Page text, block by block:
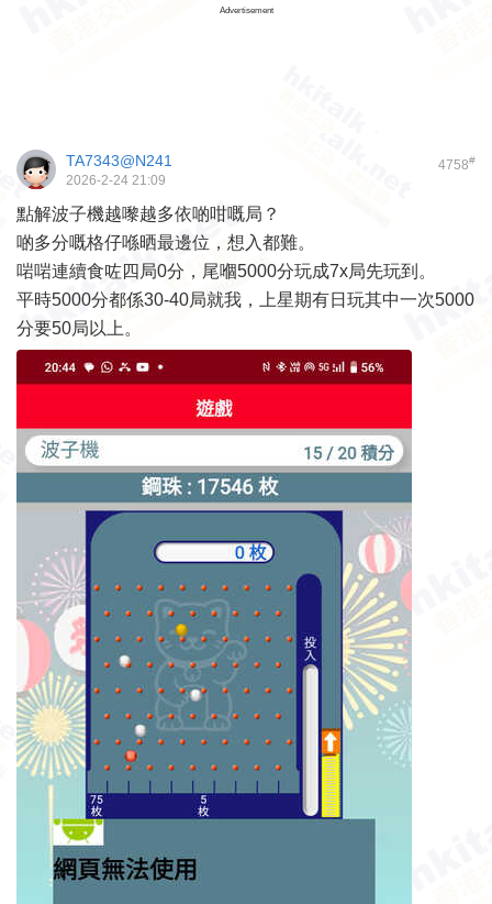
Advertisement
4758#
TA7343@N241
2026-2-24 21:09
點解波子機越嚟越多依啲咁嘅局？
啲多分嘅格仔喺晒最邊位，想入都難。
啱啱連續食咗四局0分，尾嗰5000分玩成7x局先玩到。
平時5000分都係30-40局就我，上星期有日玩其中一次5000
分要50局以上。